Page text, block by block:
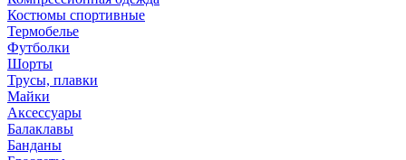
Костюмы спортивные
Термобелье
Футболки
Шорты
Трусы, плавки
Майки
Аксессуары
Балаклавы
Банданы